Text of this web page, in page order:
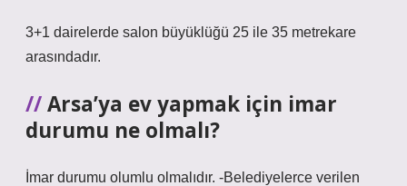
3+1 dairelerde salon büyüklüğü 25 ile 35 metrekare
arasındadır.
Arsa’ya ev yapmak için imar
durumu ne olmalı?
İmar durumu olumlu olmalıdır. -Belediyelerce verilen